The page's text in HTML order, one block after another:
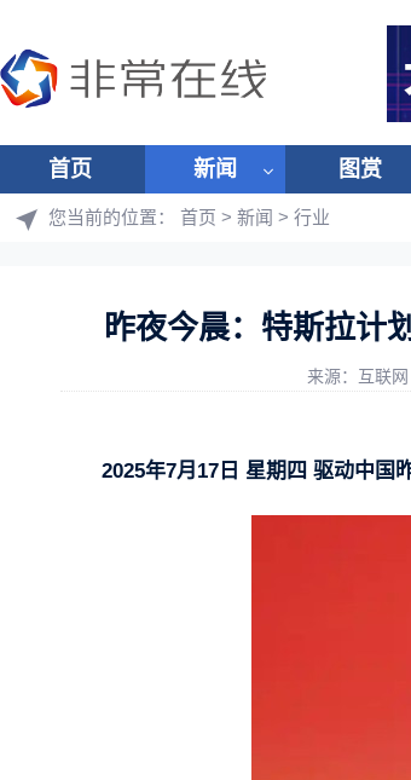
首页 新闻 图赏
您当前的位置： 首页 > 新闻 > 行业
昨夜今晨：特斯拉计
来源：互联网
2025年7月17日 星期四 驱动中国